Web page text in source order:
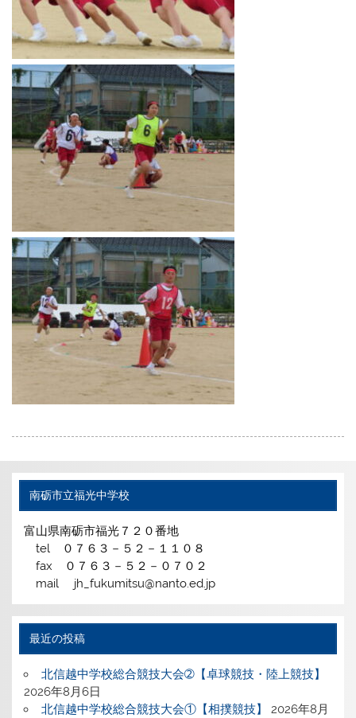
南砺市立福光中学校
富山県南砺市福光７２０番地
tel ０７６３－５２－１１０８
fax ０７６３－５２－０７０２
mail jh_fukumitsu@nanto.ed.jp
最近の投稿
北信越中学校総合競技大会➁【卓球競技・陸上競技】
2026年8月6日
北信越中学校総合競技大会①【相撲競技】
2026年8月